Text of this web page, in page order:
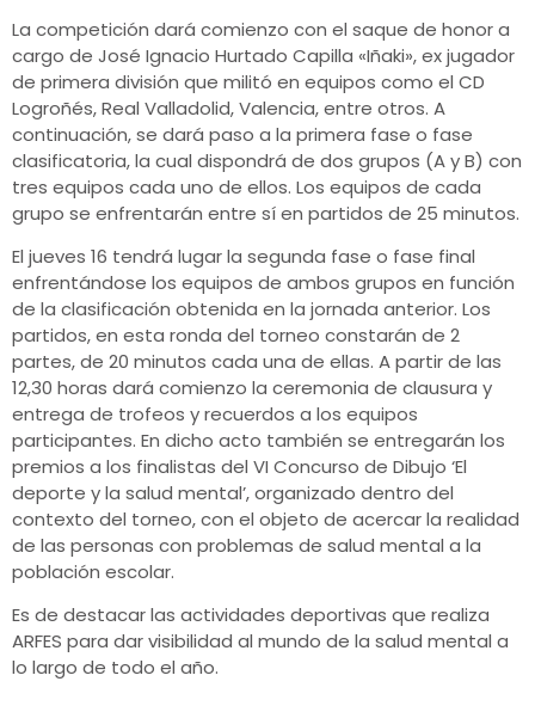
La competición dará comienzo con el saque de honor a
cargo de José Ignacio Hurtado Capilla «Iñaki», ex jugador
de primera división que militó en equipos como el CD
Logroñés, Real Valladolid, Valencia, entre otros. A
continuación, se dará paso a la primera fase o fase
clasificatoria, la cual dispondrá de dos grupos (A y B) con
tres equipos cada uno de ellos. Los equipos de cada
grupo se enfrentarán entre sí en partidos de 25 minutos.
El jueves 16 tendrá lugar la segunda fase o fase final
enfrentándose los equipos de ambos grupos en función
de la clasificación obtenida en la jornada anterior. Los
partidos, en esta ronda del torneo constarán de 2
partes, de 20 minutos cada una de ellas. A partir de las
12,30 horas dará comienzo la ceremonia de clausura y
entrega de trofeos y recuerdos a los equipos
participantes. En dicho acto también se entregarán los
premios a los finalistas del VI Concurso de Dibujo ‘El
deporte y la salud mental’, organizado dentro del
contexto del torneo, con el objeto de acercar la realidad
de las personas con problemas de salud mental a la
población escolar.
Es de destacar las actividades deportivas que realiza
ARFES para dar visibilidad al mundo de la salud mental a
lo largo de todo el año.